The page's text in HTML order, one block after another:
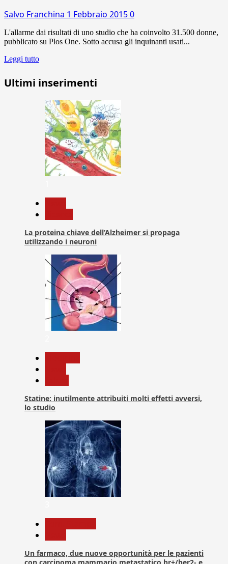
Salvo Franchina 1 Febbraio 20150
L'allarme dai risultati di uno studio che ha coinvolto 31.500 donne,
pubblicato su Plos One. Sotto accusa gli inquinanti usati...
Leggi tutto
Ultimi inserimenti
La proteina chiave dell’Alzheimer si propaga
utilizzando i neuroni
Statine: inutilmente attribuiti molti effetti avversi,
lo studio
Un farmaco, due nuove opportunità per le pazienti
con carcinoma mammario metastatico hr+/her2- e